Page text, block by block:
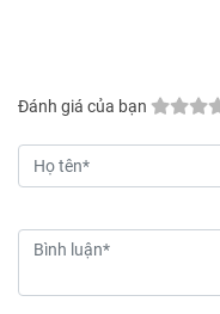
Đánh giá của bạn